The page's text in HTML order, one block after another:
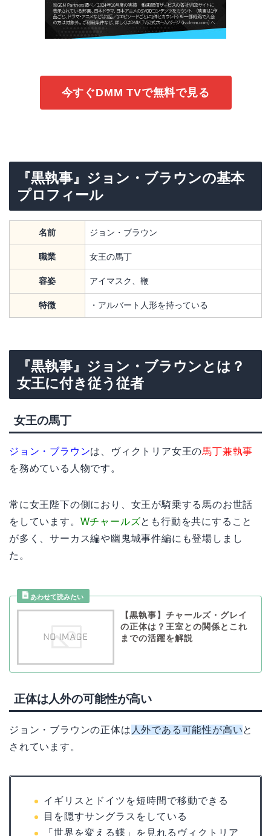
今すぐDMM TVで無料で見る
『黒執事』ジョン・ブラウンの基本
プロフィール
名前 ジョン・ブラウン
職業 女王の馬丁
容姿 アイマスク、鞭
特徴 ・アルバート人形を持っている
『黒執事』ジョン・ブラウンとは？
女王に付き従う従者
女王の馬丁
ジョン・ブラウンは、ヴィクトリア女王の馬丁兼執事
を務めている人物です。
常に女王陛下の側におり、女王が騎乗する馬のお世話
をしています。 Wチャールズとも行動を共にすること
が多く、サーカス編や幽鬼城事件編にも登場しまし
た。
【黒執事】チャールズ・グレイ
の正体は？王室との関係とこれ
までの活躍を解説
正体は人外の可能性が高い
ジョン・ブラウンの正体は 人外である可能性が高いと
されています。
イギリスとドイツを短時間で移動できる
目を隠すサングラスをしている
「世界を変える蝶」を見れるヴィクトリア